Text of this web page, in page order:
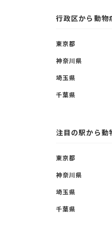
行政区から動物
東京都
神奈川県
埼玉県
千葉県
注目の駅から動
東京都
神奈川県
埼玉県
千葉県